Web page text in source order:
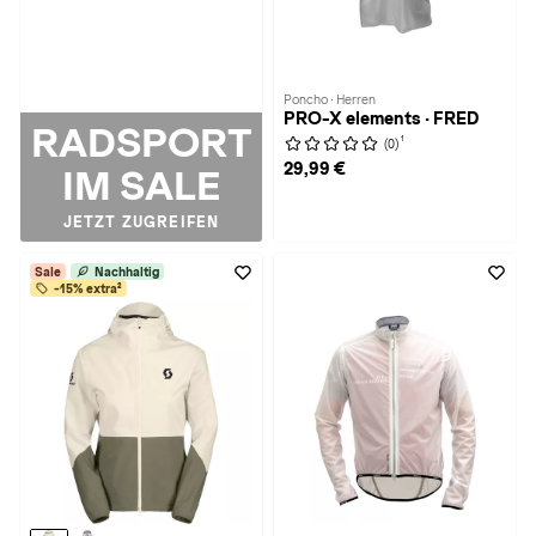
RADSPORT
IM SALE
JETZT ZUGREIFEN
Poncho · Herren
PRO-X elements · FRED
(0) 1
29,99 €
Sale
Nachhaltig
-15% extra²